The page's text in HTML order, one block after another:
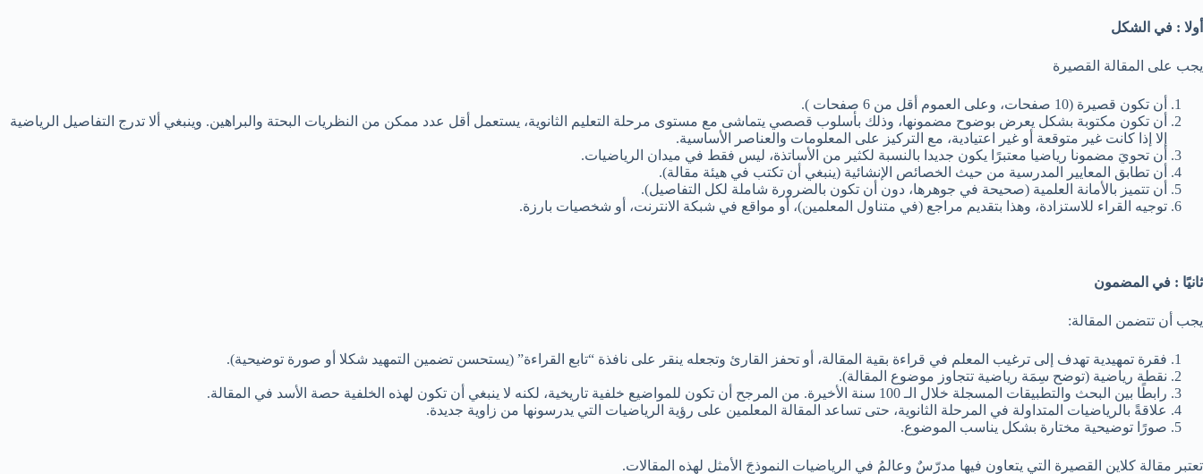
أولا : في الشكل
يجب على المقالة القصيرة
أن تكون قصيرة (10 صفحات، وعلى العموم أقل من 6 صفحات ).
أن تكون مكتوبة بشكل يعرض بوضوح مضمونها، وذلك بأسلوب قصصي يتماشى مع مستوى مرحلة التعليم الثانوية، يستعمل أقل عدد ممكن من النظريات البحتة والبراهين. وينبغي ألا تدرج التفاصيل الرياضية
إلا إذا كانت غير متوقعة أو غير اعتيادية، مع التركيز على المعلومات والعناصر الأساسية.
أن تحويَ مضمونا رياضيا معتبرًا يكون جديدا بالنسبة لكثير من الأساتذة، ليس فقط في ميدان الرياضيات.
أن تطابق المعايير المدرسية من حيث الخصائص الإنشائية (ينبغي أن تكتب في هيئة مقالة).
أن تتميز بالأمانة العلمية (صحيحة في جوهرها، دون أن تكون بالضرورة شاملة لكل التفاصيل).
توجيه القراء للاستزادة، وهذا بتقديم مراجع (في متناول المعلمين)، أو مواقع في شبكة الانترنت، أو شخصيات بارزة.
ثانيًا : في المضمون
يجب أن تتضمن المقالة:
فقرة تمهيدية تهدف إلى ترغيب المعلم في قراءة بقية المقالة، أو تحفز القارئ وتجعله ينقر على نافذة “تابع القراءة” (يستحسن تضمين التمهيد شكلا أو صورة توضيحية).
نقطة رياضية (توضح سِمَة رياضية تتجاوز موضوع المقالة).
رابطًا بين البحث والتطبيقات المسجلة خلال الـ 100 سنة الأخيرة. من المرجح أن تكون للمواضيع خلفية تاريخية، لكنه لا ينبغي أن تكون لهذه الخلفية حصة الأسد في المقالة.
علاقةً بالرياضيات المتداولة في المرحلة الثانوية، حتى تساعد المقالة المعلمين على رؤية الرياضيات التي يدرسونها من زاوية جديدة.
صورًا توضيحية مختارة بشكل يناسب الموضوع.
تعتبر مقالة كلاين القصيرة التي يتعاون فيها مدرّسٌ وعالمُ في الرياضيات النموذجَ الأمثل لهذه المقالات.